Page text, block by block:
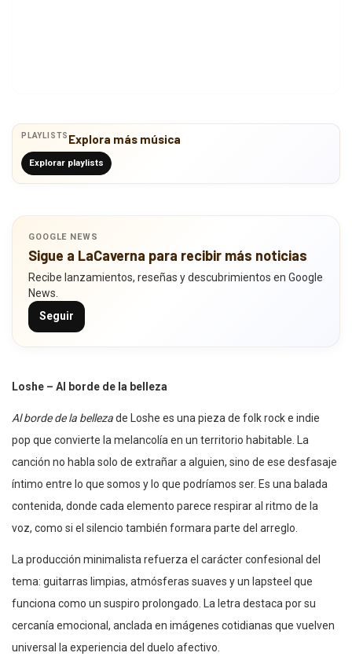
PLAYLISTS Explora más música
Explorar playlists
GOOGLE NEWS
Sigue a LaCaverna para recibir más noticias
Recibe lanzamientos, reseñas y descubrimientos en Google
News.
Seguir
Loshe – Al borde de la belleza
Al borde de la bellezade Loshe es una pieza de folk rock e indie
pop que convierte la melancolía en un territorio habitable. La
canción no habla solo de extrañar a alguien, sino de ese desfasaje
íntimo entre lo que somos y lo que podríamos ser. Es una balada
contenida, donde cada elemento parece respirar al ritmo de la
voz, como si el silencio también formara parte del arreglo.
La producción minimalista refuerza el carácter confesional del
tema: guitarras limpias, atmósferas suaves y un lapsteel que
funciona como un suspiro prolongado. La letra destaca por su
cercanía emocional, anclada en imágenes cotidianas que vuelven
universal la experiencia del duelo afectivo.